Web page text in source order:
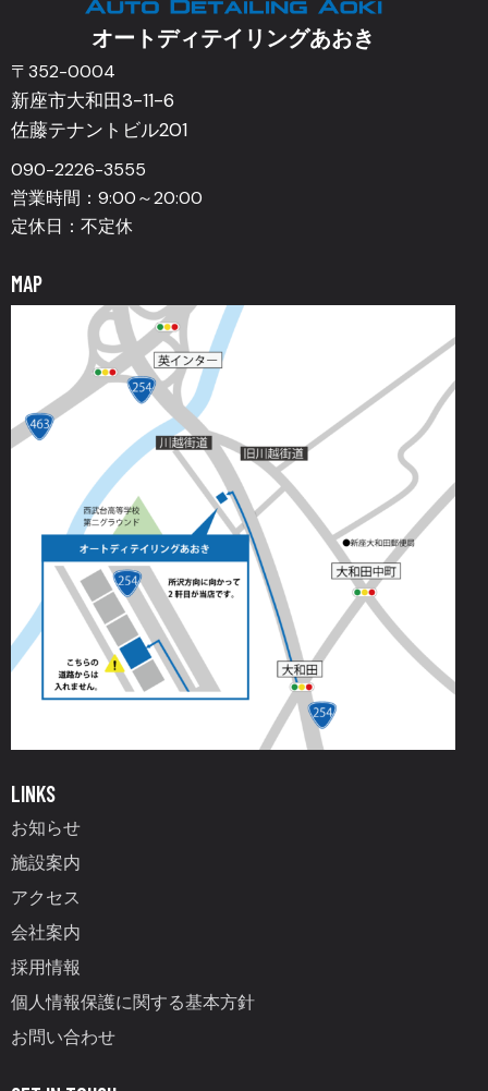
オートディテイリングあおき​
〒352-0004
新座市大和田3-11-6
佐藤テナントビル201
090-2226-3555
営業時間：9:00～20:00
定休日：不定休
MAP
LINKS
お知らせ
施設案内
アクセス
会社案内
採用情報
個人情報保護に関する基本方針
お問い合わせ